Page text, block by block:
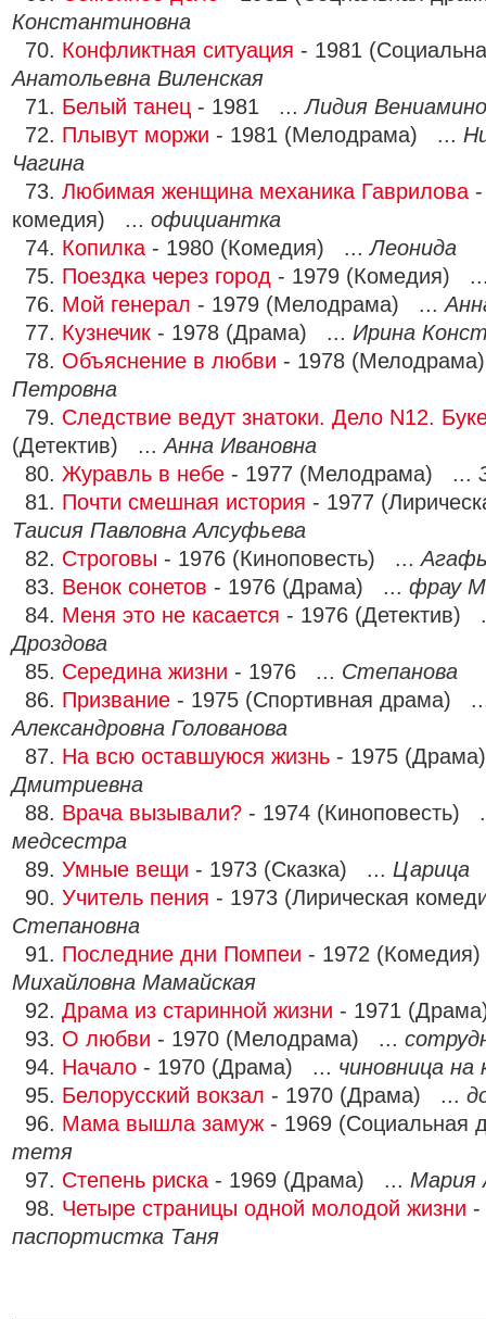
Константиновна
70. Конфликтная ситуация - 1981
Анатольевна Виленская
71. Белый танец - 1981 ...Лидия
72. Плывут моржи - 1981 (Мелодрама) ...
Чагина
73. Любимая женщина механика Гаврилова
комедия) ... официантка
74. Копилка - 1980 (Комедия) ...Леонида
75. Поездка через город - 1979 (Комедия)
76. Мой генерал - 1979 (Мелодрама) ...
77. Кузнечик - 1978 (Драма) ... Ирина
78. Объяснение в любви - 1978
Петровна
79. Следствие ведут знатоки. Дело N12.
(Детектив) ...Анна Ивановна
80. Журавль в небе - 1977 (Мелодрама) ...
81. Почти смешная история - 1977
Таисия Павловна Алсуфьева
82. Строговы - 1976 (Киноповесть) ...
83. Венок сонетов - 1976 (Драма) ... фрау
84. Меня это не касается - 1976 (Детектив)
Дроздова
85. Середина жизни - 1976 ... Степанова
86. Призвание - 1975 (Спортивная драма)
Александровна Голованова
87. На всю оставшуюся жизнь - 1975
Дмитриевна
88. Врача вызывали? - 1974 (Киноповесть)
медсестра
89. Умные вещи - 1973 (Сказка) ... Царица
90. Учитель пения - 1973 (Лирическая
Степановна
91. Последние дни Помпеи - 1972
Михайловна Мамайская
92. Драма из старинной жизни - 1971
93. О любви - 1970 (Мелодрама) ...
94. Начало - 1970 (Драма) ... чиновница на
95. Белорусский вокзал - 1970 (Драма) ...
96. Мама вышла замуж - 1969
тетя
97. Степень риска - 1969 (Драма) ... Мария
98. Четыре страницы одной молодой жизни
паспортистка Таня